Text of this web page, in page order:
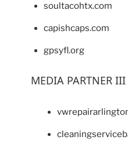
soultacohtx.com
capishcaps.com
gpsyfl.org
MEDIA PARTNER III